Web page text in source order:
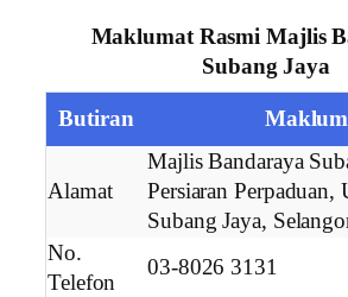
Maklumat Rasmi Majlis
Subang Jaya
Butiran
Alamat
Majlis Bandaraya
Persiaran Perpaduan,
Subang Jaya,
No.
Telefon
03-8026 3131